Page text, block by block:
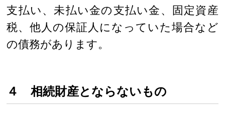
支払い、未払い金の支払い金、固定資産
税、他人の保証人になっていた場合など
の債務があります。
４ 相続財産とならないもの